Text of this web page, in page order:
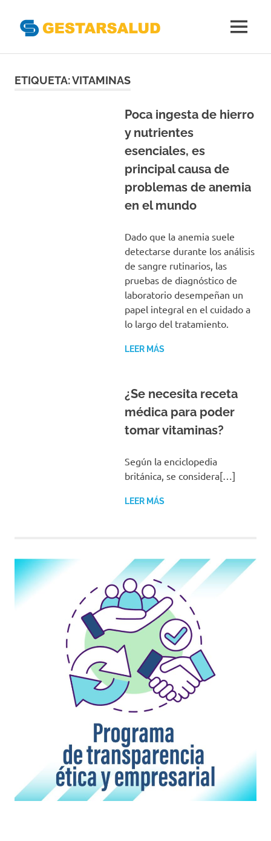
Gestoras
MENÚ
ETIQUETA:VITAMINAS
Poca ingesta de hierro
y nutrientes
esenciales, es
principal causa de
problemas de anemia
en el mundo
Dado que la anemia suele
detectarse durante los análisis
de sangre rutinarios, las
pruebas de diagnóstico de
laboratorio desempeñan un
papel integral en el cuidado a
lo largo del tratamiento.
LEER MÁS
¿Se necesita receta
médica para poder
tomar vitaminas?
Según la enciclopedia
británica, se considera[…]
LEER MÁS